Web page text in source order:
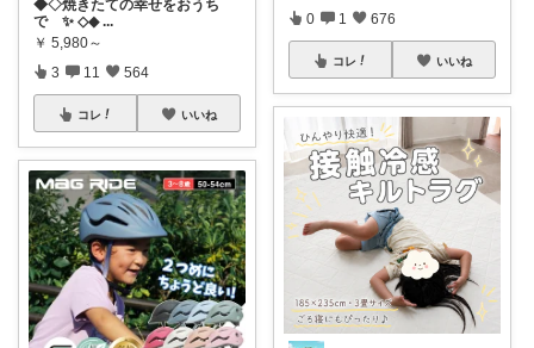
◆◇焼きたての幸せをおうち
で ✨️ ◇◆...
￥ 5,980～
3 11 564
コレ いいね
0 1 676
コレ いいね